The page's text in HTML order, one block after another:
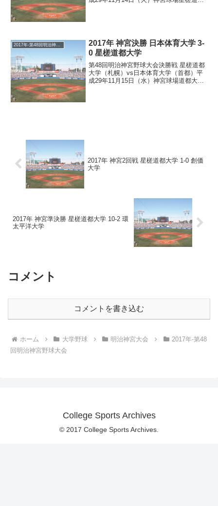
2017年 神宮決勝 日本体育大学 3-
0 星槎道都大学
第48回明治神宮野球大会決勝戦 星槎道都
大学（札幌）vs日本体育大学（首都）平
成29年11月15日（水）神宮球場道都大
2017年 神宮2回戦 星槎道都大学 1-0 創価
大学
2017年 神宮準決勝 星槎道都大学 10-2 環
太平洋大学
コメント
コメントを書き込む
ホーム 大学野球 明治神宮大会
2017年-第48
回明治神宮野球大会
College Sports Archives
© 2017 College Sports Archives.